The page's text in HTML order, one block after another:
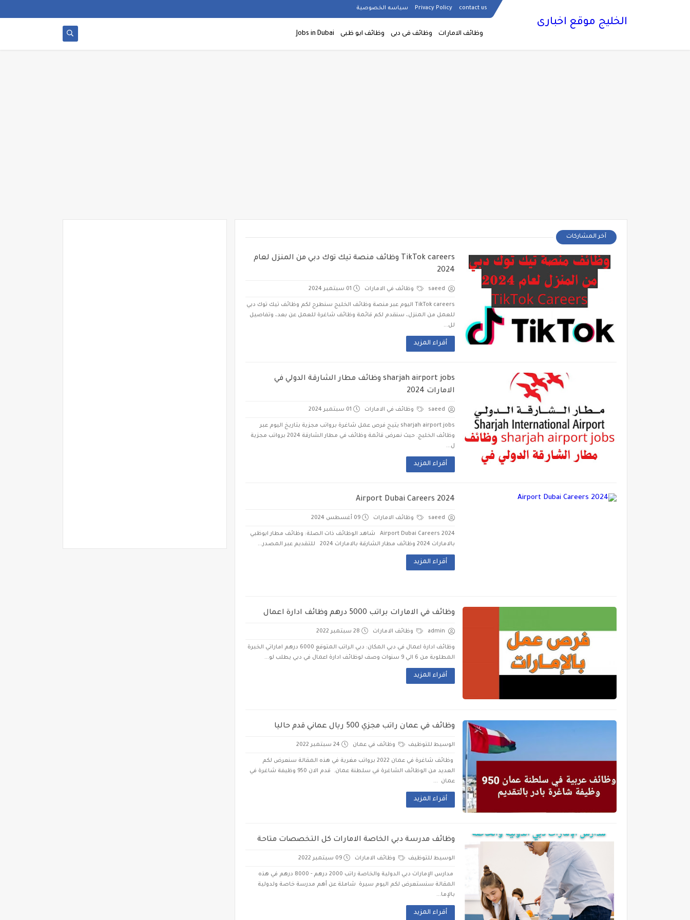
contact us
Privacy Policy سياسه الخصوصية
الخليج موقع اخبارى
وظائف الامارات وظائف فى دبى وظائف ابو ظبى Jobs in Dubai
آخر المشاركات
TikTok careers وظائف منصة تيك توك دبي من المنزل لعام
2024
saeed وظائف في الامارات 01 سبتمبر 2024
TikTok careers اليوم عبر منصة وظائف الخليج سنطرح لكم وظائف تيك توك دبي
للعمل من المنزل، سنقدم لكم قائمة وظائف شاغرة للعمل عن بعد، وتفاصيل
لل...
أقراء المزيد
sharjah airport jobs وظائف مطار الشارقة الدولي في
الامارات 2024
saeed وظائف في الامارات 01 سبتمبر 2024
sharjah airport jobs يتيح فرص عمل شاغرة برواتب مجزية بتاريخ اليوم عبر
وظائف الخليج. حيث نعرض قائمة وظائف في مطار الشارقة 2024 برواتب مجزية
ل...
أقراء المزيد
Airport Dubai Careers 2024
saeed وظائف الامارات 09 أغسطس 2024
Airport Dubai Careers 2024 شاهد الوظائف ذات الصلة: وظائف مطار ابوظبي
بالامارات 2024 وظائف مطار الشارقة بالامارات 2024 للتقديم عبر المصدر...
أقراء المزيد
وظائف في الامارات براتب 5000 درهم وظائف ادارة اعمال
admin وظائف الامارات 28 سبتمبر 2022
وظائف ادارة اعمال في دبي المكان: دبي الراتب المتوقع 6000 درهم اماراتي الخبرة
المطلوبة من 6 الي 9 سنوات وصف لوظائف ادارة اعمال في دبي يطلب لو...
أقراء المزيد
وظائف في عمان راتب مجزي 500 ريال عماني قدم حاليا
الوسيط للتوظيف وظائف في عمان 24 سبتمبر 2022
وظائف شاغرة في عمان 2022 برواتب مغرية في هذه المقالة سنعرض لكم
العديد من الوظائف الشاغرة في سلطنة عمان. قدم الان 950 وظيفة شاغرة في
عمان ...
أقراء المزيد
وظائف مدرسة دبي الخاصة الامارات كل التخصصات متاحة
الوسيط للتوظيف وظائف الامارات 09 سبتمبر 2022
مدارس الإمارات دبي الدولية والخاصة راتب 2000 درهم - 8000 درهم في هذه
المقالة سنستعرض لكم اليوم سيرة شاملة عن أهم مدرسة خاصة ولدولية
بالإما...
أقراء المزيد